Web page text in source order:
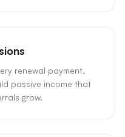
renewal payment,
passive income that
grow.